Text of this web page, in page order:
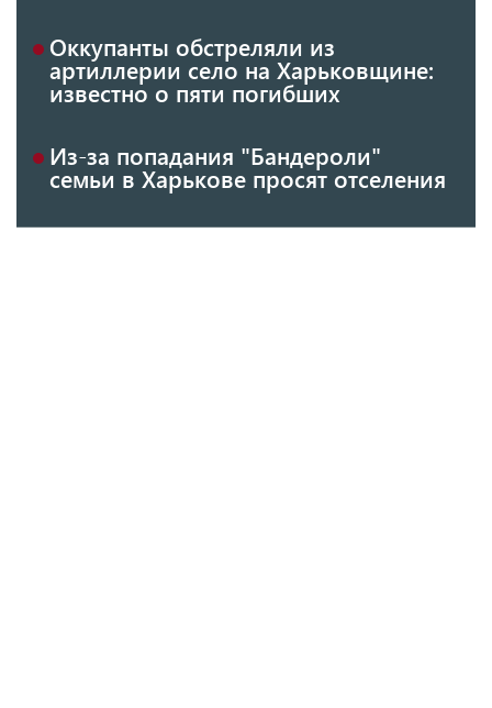
Оккупанты обстреляли из
артиллерии село на Харьковщине:
известно о пяти погибших
Из-за попадания "Бандероли"
семьи в Харькове просят отселения